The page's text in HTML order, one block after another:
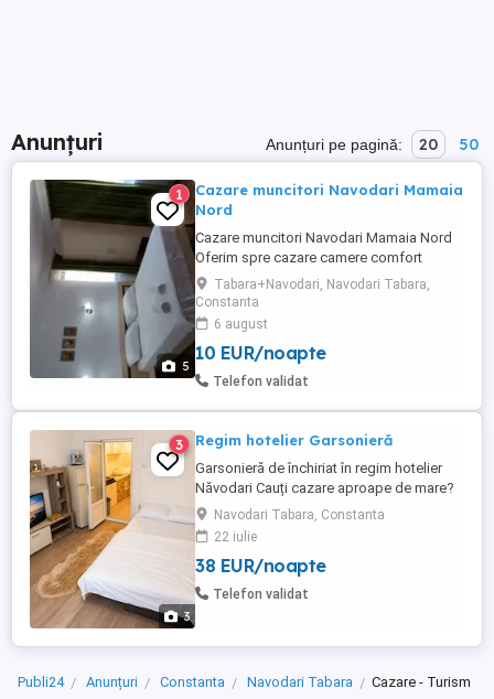
Anunțuri Anunțuri pe pagină: 20 50
5
1
Cazare muncitori Navodari Mamaia
Nord
Cazare muncitori Navodari Mamaia Nord
Oferim spre cazare camere comfort
hotelier,baie,balcon,Tv,Ac,minifrigider in
fiecare camera,loc de servit masa dotat
specific,frigider,plita,gratar,vesela etc.
Tabara+Navodari, Navodari Tabara,
Constanta
6 august
10 EUR/noapte
Telefon validat
3
3 Regim hotelier Garsonieră
Garsonieră de închiriat în regim hotelier
Năvodari Cauți cazare aproape de mare?
Te așteaptă o garsonieră primitoare,
situată în Năvodari, la doar câteva minute
de plajă! Locație excelentă: 5 minute până
la plajă 1 minut până la supermarketul
Penny Acces rapid la restaurante, terase și
Navodari Tabara, Constanta
22 iulie
38 EUR/noapte
Telefon validat
Publi24 Anunțuri Constanta Navodari Tabara Cazare - Turism